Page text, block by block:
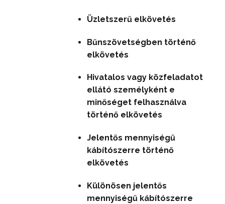
Üzletszerű elkövetés
Bűnszövetségben történő
elkövetés
Hivatalos vagy közfeladatot
ellátó személyként e
minőséget felhasználva
történő elkövetés
Jelentős mennyiségű
kábítószerre történő
elkövetés
Különösen jelentős
mennyiségű kábítószerre